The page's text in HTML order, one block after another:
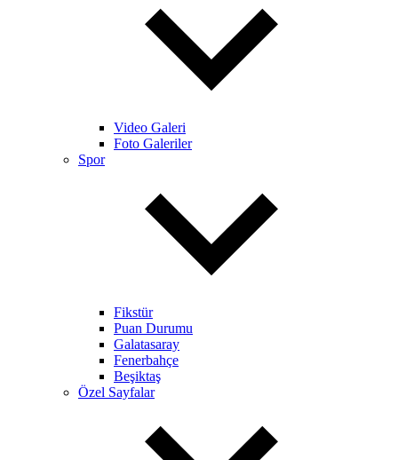
Video Galeri
Foto Galeriler
Spor
Fikstür
Puan Durumu
Galatasaray
Fenerbahçe
Beşiktaş
Özel Sayfalar